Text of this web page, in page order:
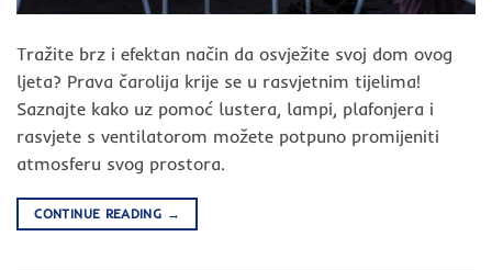
Tražite brz i efektan način da osvježite svoj dom ovog
ljeta? Prava čarolija krije se u rasvjetnim tijelima!
Saznajte kako uz pomoć lustera, lampi, plafonjera i
rasvjete s ventilatorom možete potpuno promijeniti
atmosferu svog prostora.
CONTINUE READING →